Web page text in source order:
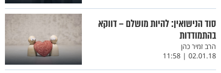
סוד הנישואין: להיות מושלם – דווקא
בהתמודדות
הרב זמיר כהן
02.01.18 | 11:58